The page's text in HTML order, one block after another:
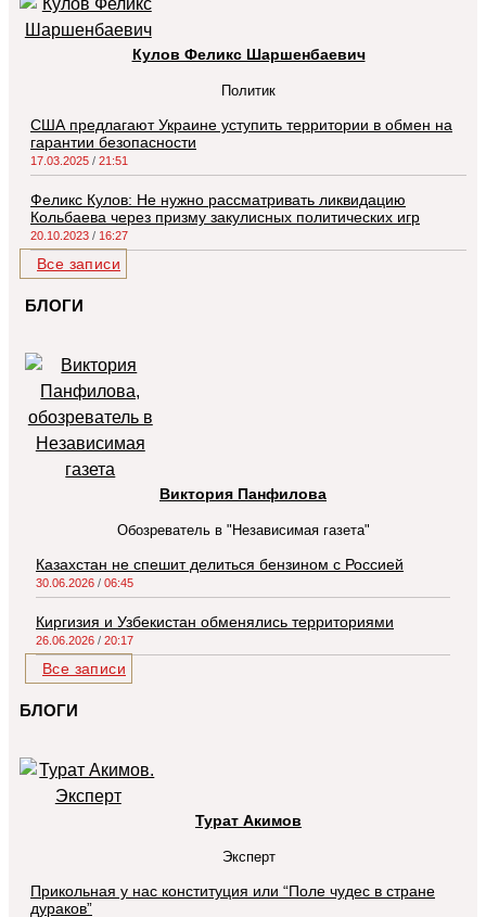
Кулов Феликс Шаршенбаевич
Политик
США предлагают Украине уступить территории в обмен на
гарантии безопасности
17.03.2025 21:51
Феликс Кулов: Не нужно рассматривать ликвидацию
Кольбаева через призму закулисных политических игр
20.10.2023 16:27
Все записи
БЛОГИ
Виктория Панфилова
Обозреватель в "Независимая газета"
Казахстан не спешит делиться бензином с Россией
30.06.2026 06:45
Киргизия и Узбекистан обменялись территориями
26.06.2026 20:17
Все записи
БЛОГИ
Турат Акимов
Эксперт
Прикольная у нас конституция или “Поле чудес в стране
дураков”